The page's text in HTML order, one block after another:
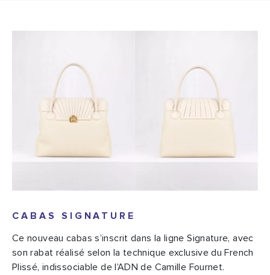
CABAS SIGNATURE
Ce nouveau cabas s’inscrit dans la ligne Signature, avec
son rabat réalisé selon la technique exclusive du French
Plissé, indissociable de l’ADN de Camille Fournet.